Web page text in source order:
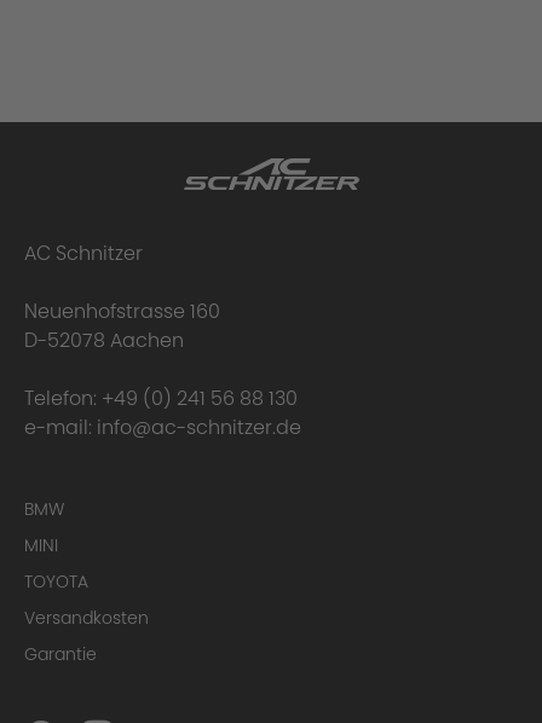
AC Schnitzer
Neuenhofstrasse 160
D-52078 Aachen
Telefon: +49 (0) 241 56 88 130
e-mail: info@ac-schnitzer.de
BMW
MINI
TOYOTA
Versandkosten
Garantie